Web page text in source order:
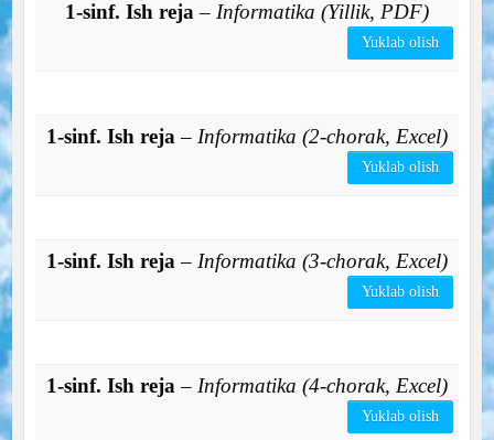
1-sinf. Ish reja – Informatika (Yillik, PDF)
Yuklab olish
1-sinf. Ish reja – Informatika (2-chorak, Excel)
Yuklab olish
1-sinf. Ish reja – Informatika (3-chorak, Excel)
Yuklab olish
1-sinf. Ish reja – Informatika (4-chorak, Excel)
Yuklab olish